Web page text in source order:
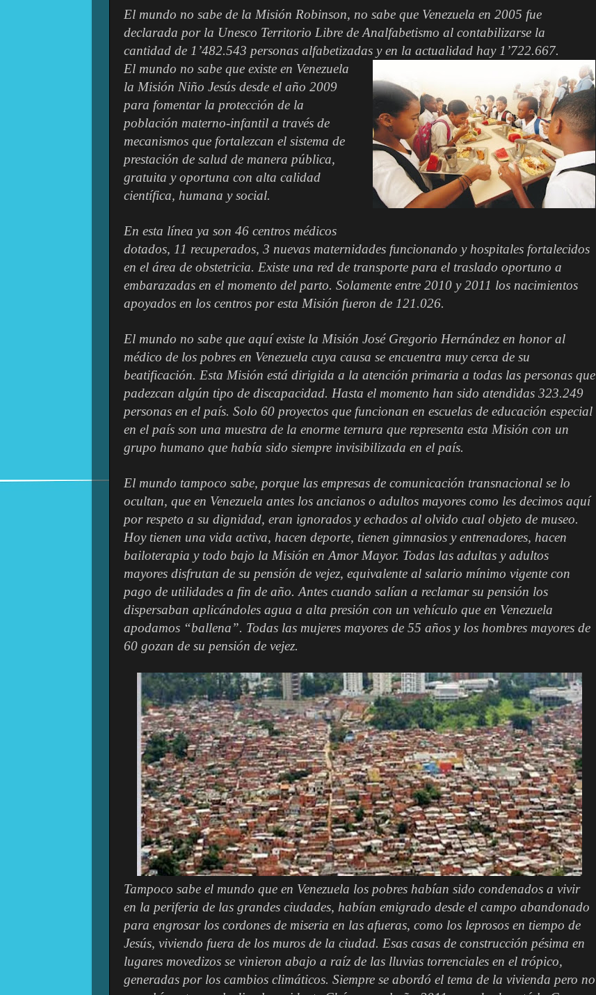
El mundo no sabe de la Misión Robinson, no sabe que Venezuela en 2005 fue
declarada por la Unesco Territorio Libre de Analfabetismo al contabilizarse la
cantidad de 1’482.543 personas alfabetizadas y en la actualidad hay 1’722.667.
El mundo no sabe que existe en Venezuela
la Misión Niño Jesús desde el año 2009
para fomentar la protección de la
población materno-infantil a través de
mecanismos que fortalezcan el sistema de
prestación de salud de manera pública,
gratuita y oportuna con alta calidad
científica, humana y social.
En esta línea ya son 46 centros médicos
dotados, 11 recuperados, 3 nuevas maternidades funcionando y hospitales fortalecidos
en el área de obstetricia. Existe una red de transporte para el traslado oportuno a
embarazadas en el momento del parto. Solamente entre 2010 y 2011 los nacimientos
apoyados en los centros por esta Misión fueron de 121.026.
El mundo no sabe que aquí existe la Misión José Gregorio Hernández en honor al
médico de los pobres en Venezuela cuya causa se encuentra muy cerca de su
beatificación. Esta Misión está dirigida a la atención primaria a todas las personas que
padezcan algún tipo de discapacidad. Hasta el momento han sido atendidas 323.249
personas en el país. Solo 60 proyectos que funcionan en escuelas de educación especial
en el país son una muestra de la enorme ternura que representa esta Misión con un
grupo humano que había sido siempre invisibilizada en el país.
El mundo tampoco sabe, porque las empresas de comunicación transnacional se lo
ocultan, que en Venezuela antes los ancianos o adultos mayores como les decimos aquí
por respeto a su dignidad, eran ignorados y echados al olvido cual objeto de museo.
Hoy tienen una vida activa, hacen deporte, tienen gimnasios y entrenadores, hacen
bailoterapia y todo bajo la Misión en Amor Mayor. Todas las adultas y adultos
mayores disfrutan de su pensión de vejez, equivalente al salario mínimo vigente con
pago de utilidades a fin de año. Antes cuando salían a reclamar su pensión los
dispersaban aplicándoles agua a alta presión con un vehículo que en Venezuela
apodamos “ballena”. Todas las mujeres mayores de 55 años y los hombres mayores de
60 gozan de su pensión de vejez.
Tampoco sabe el mundo que en Venezuela los pobres habían sido condenados a vivir
en la periferia de las grandes ciudades, habían emigrado desde el campo abandonado
para engrosar los cordones de miseria en las afueras, como los leprosos en tiempo de
Jesús, viviendo fuera de los muros de la ciudad. Esas casas de construcción pésima en
lugares movedizos se vinieron abajo a raíz de las lluvias torrenciales en el trópico,
generadas por los cambios climáticos. Siempre se abordó el tema de la vivienda pero no